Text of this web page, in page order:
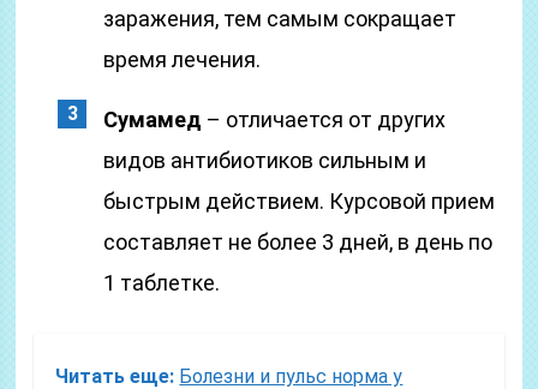
заражения, тем самым сокращает
время лечения.
Сумамед – отличается от других
видов антибиотиков сильным и
быстрым действием. Курсовой прием
составляет не более 3 дней, в день по
1 таблетке.
Читать еще: Болезни и пульс норма у